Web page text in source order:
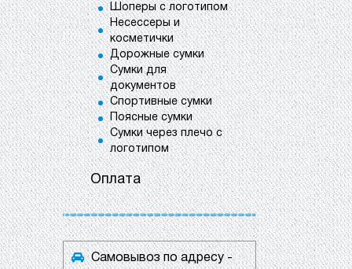
Шоперы с логотипом
Несессеры и
косметички
Дорожные сумки
Сумки для
документов
Спортивные сумки
Поясные сумки
Сумки через плечо с
логотипом
Оплата
Самовывоз по адресу -